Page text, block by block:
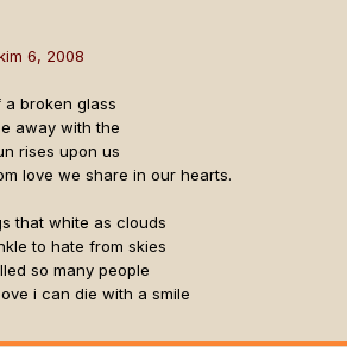
6, 2008
broken glass
away with the
rises upon us
love we share in our hearts.
that white as clouds
to hate from skies
so many people
i can die with a smile